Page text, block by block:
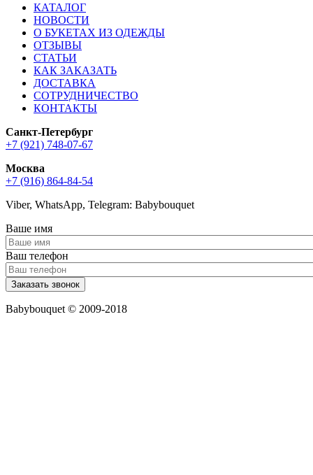
КАТАЛОГ
НОВОСТИ
О БУКЕТАХ ИЗ ОДЕЖДЫ
ОТЗЫВЫ
СТАТЬИ
КАК ЗАКАЗАТЬ
ДОСТАВКА
СОТРУДНИЧЕСТВО
КОНТАКТЫ
Санкт-Петербург
+7 (921) 748-07-67
Москва
+7 (916) 864-84-54
Viber, WhatsApp, Telegram: Babybouquet
Ваше имя
Ваш телефон
Babybouquet © 2009-2018